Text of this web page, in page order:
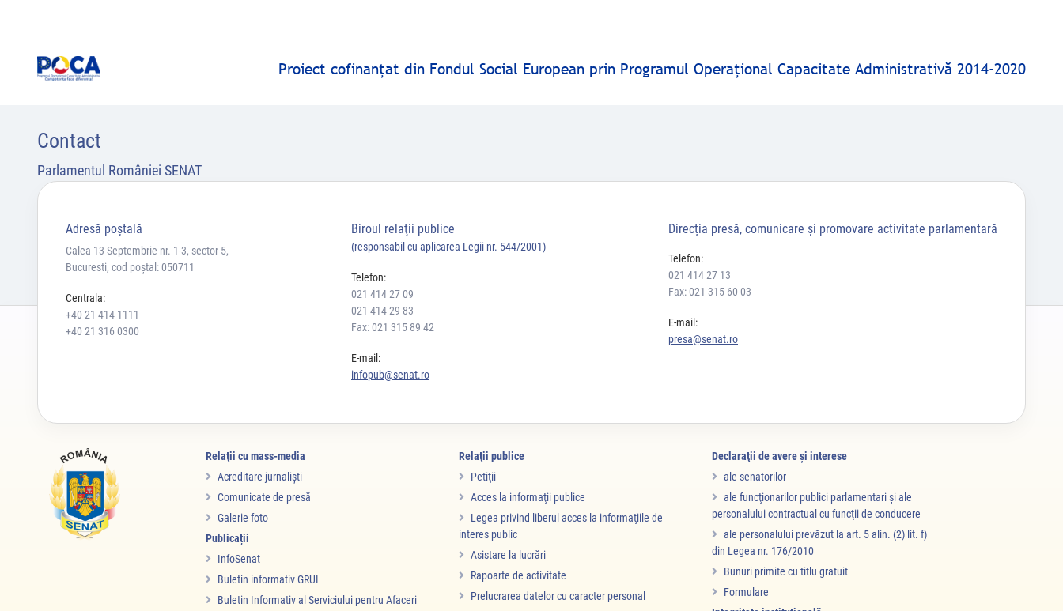
Proiect cofinanţat din Fondul Social European prin Programul Operaţional Capacitate Administrativă 2014-2020
Contact
Parlamentul României SENAT
Adresă poştală
Calea 13 Septembrie nr. 1-3, sector 5,
Bucuresti, cod poștal: 050711
Centrala:
+40 21 414 1111
+40 21 316 0300
Biroul relaţii publice
(responsabil cu aplicarea Legii nr. 544/2001)
Telefon:
021 414 27 09
021 414 29 83
Fax: 021 315 89 42
E-mail:
infopub@senat.ro
Direcția presă, comunicare și promovare activitate parlamentară
Telefon:
021 414 27 13
Fax: 021 315 60 03
E-mail:
presa@senat.ro
Relaţii cu mass-media
Acreditare jurnalişti
Comunicate de presă
Galerie foto
Publicații
InfoSenat
Buletin informativ GRUI
Buletin Informativ al Serviciului pentru Afaceri
Relaţii publice
Petiţii
Acces la informaţii publice
Legea privind liberul acces la informaţiile de
interes public
Asistare la lucrări
Rapoarte de activitate
Prelucrarea datelor cu caracter personal
Declaraţii de avere şi interese
ale senatorilor
ale funcţionarilor publici parlamentari şi ale
personalului contractual cu funcţii de conducere
ale personalului prevăzut la art. 5 alin. (2) lit. f)
din Legea nr. 176/2010
Bunuri primite cu titlu gratuit
Formulare